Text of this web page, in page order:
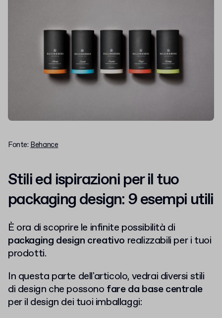
Fonte:Behance
Stili ed ispirazioni per il tuo
packaging design: 9 esempi utili
È ora di scoprire le infinite possibilità di
packaging design creativo realizzabili per i tuoi
prodotti.
In questa parte dell'articolo, vedrai diversi stili
di design che possono fare da base centrale
per il design dei tuoi imballaggi: